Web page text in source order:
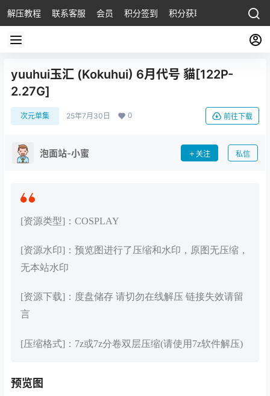
解压教程 联系客服 会员 积分签到 积分获取
yuuhui玉汇 (Kokuhui) 6月代号 貓[122P-
2.27G]
次元单集 25年7月30日 0 前往下载
泡面站-小蜜 关注 私信
[资源类型]：COSPLAY
[资源水印]：预览图进行了压缩和水印，原图无压缩，
无本站水印
[资源下载]：度盘储存 请切勿在线解压 链接失效请留
言
[压缩格式]：7z或7z分卷双层压缩(请使用7z软件解压)
预览图